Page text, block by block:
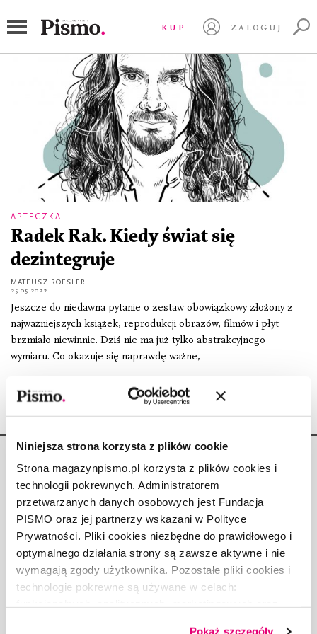
Niniejsza strona korzysta z plików cookie
Strona magazynpismo.pl korzysta z plików cookies i
technologii pokrewnych. Administratorem
przetwarzanych danych osobowych jest Fundacja
PISMO oraz jej partnerzy wskazani w Polityce
Prywatności. Pliki cookies niezbędne do prawidłowego i
optymalnego działania strony są zawsze aktywne i nie
wymagają zgody użytkownika. Pozostałe pliki cookies i
technologie pokrewne są używane w celach:
Pokaż szczegóły
KUP ZALOGUJ
Baśń owężowym sercu albo wtóre
słowo oJakóbie Szeli
APTECZKA
Radek Rak. Kiedy świat się
dezintegruje
MATEUSZ ROESLER
25.05.2022
Jeszcze do niedawna pytanie o zestaw obowiązkowy złożony z
najważniejszych książek, reprodukcji obrazów, filmów i płyt
brzmiało niewinnie. Dziś nie ma już tylko abstrakcyjnego
wymiaru. Co okazuje się naprawdę ważne,
Copyright © Fundacja Pismo